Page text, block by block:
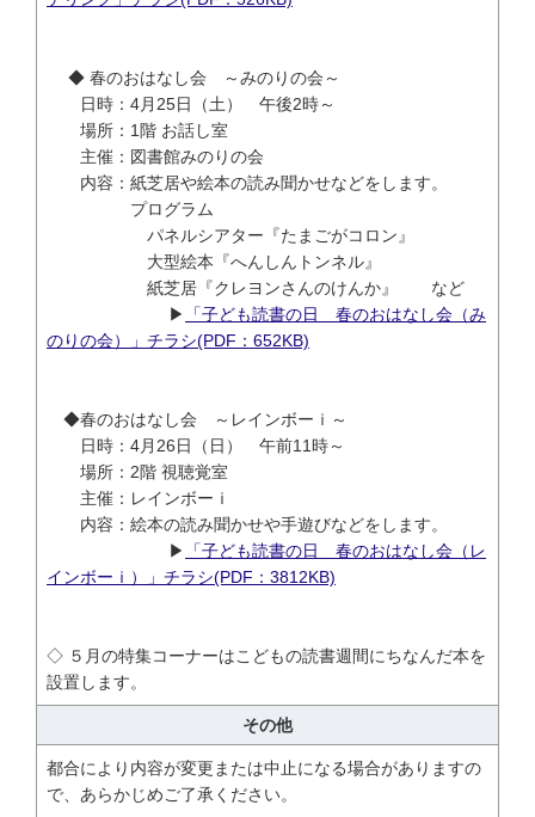
◆ 春のおはなし会 ～みのりの会～
日時：4月25日（土） 午後2時～
場所：1階 お話し室
主催：図書館みのりの会
内容：紙芝居や絵本の読み聞かせなどをします。
プログラム
パネルシアター『たまごがコロン』
大型絵本『へんしんトンネル』
紙芝居『クレヨンさんのけんか』 など
▶
「子ども読書の日 春のおはなし会（み
のりの会）」チラシ(PDF：652KB)
◆春のおはなし会 ～レインボーｉ～
日時：4月26日（日） 午前11時～
場所：2階 視聴覚室
主催：レインボーｉ
内容：絵本の読み聞かせや手遊びなどをします。
▶
「子ども読書の日 春のおはなし会（レ
インボーｉ）」チラシ(PDF：3812KB)
◇ ５月の特集コーナーはこどもの読書週間にちなんだ本を
設置します。
その他
都合により内容が変更または中止になる場合がありますの
で、あらかじめご了承ください。